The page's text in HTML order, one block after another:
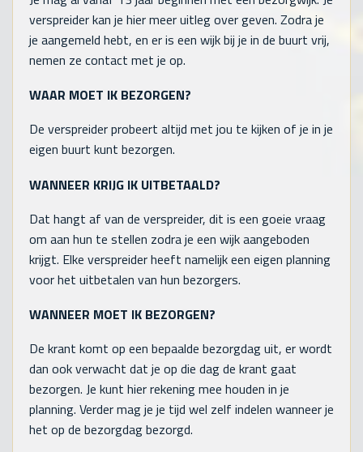
verspreider kan je hier meer uitleg over geven. Zodra je
je aangemeld hebt, en er is een wijk bij je in de buurt vrij,
nemen ze contact met je op.
WAAR MOET IK BEZORGEN?
De verspreider probeert altijd met jou te kijken of je in je
eigen buurt kunt bezorgen.
WANNEER KRIJG IK UITBETAALD?
Dat hangt af van de verspreider, dit is een goeie vraag
om aan hun te stellen zodra je een wijk aangeboden
krijgt. Elke verspreider heeft namelijk een eigen planning
voor het uitbetalen van hun bezorgers.
WANNEER MOET IK BEZORGEN?
De krant komt op een bepaalde bezorgdag uit, er wordt
dan ook verwacht dat je op die dag de krant gaat
bezorgen. Je kunt hier rekening mee houden in je
planning. Verder mag je je tijd wel zelf indelen wanneer je
het op de bezorgdag bezorgd.